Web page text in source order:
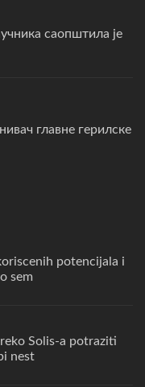
саопштила је
главне герилске
potencijala i
sem
Solis-a potraziti
nest